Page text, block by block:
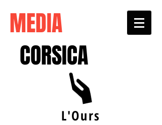
MEDIA
CORSICA
L'Ours